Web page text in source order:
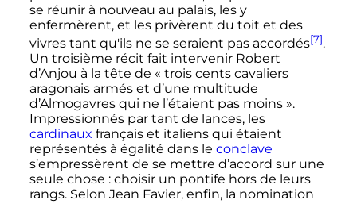
se réunir à nouveau au palais, les y
enfermèrent, et les privèrent du toit et des
vivres tant qu'ils ne se seraient pas accordés[7].
Un troisième récit fait intervenir Robert
d’Anjou à la tête de « trois cents cavaliers
aragonais armés et d’une multitude
d’Almogavres qui ne l’étaient pas moins ».
Impressionnés par tant de lances, les
cardinaux français et italiens qui étaient
représentés à égalité dans le conclave
s’empressèrent de se mettre d’accord sur une
seule chose : choisir un pontife hors de leurs
rangs. Selon Jean Favier, enfin, la nomination